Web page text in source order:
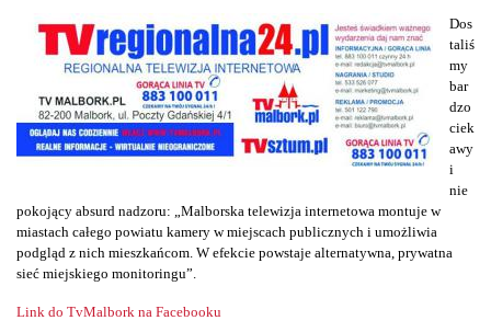
Dos
taliś
my
bar
dzo
ciek
awy
i
nie
pokojący absurd nadzoru: „Malborska telewizja internetowa montuje w
miastach całego powiatu kamery w miejscach publicznych i umożliwia
podgląd z nich mieszkańcom. W efekcie powstaje alternatywna, prywatna
sieć miejskiego monitoringu”.
Link do TvMalbork na Facebooku